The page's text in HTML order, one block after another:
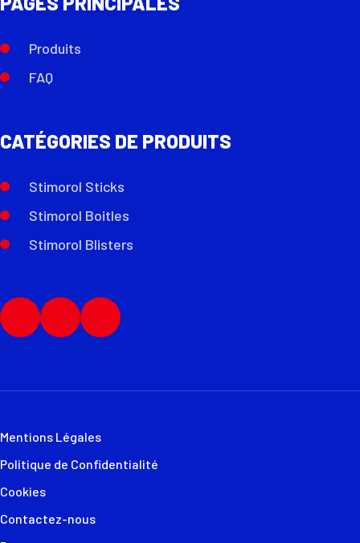
Produits
FAQ
CATÉGORIES DE PRODUITS
Stimorol Sticks
Stimorol Boitles
Stimorol Blisters
Mentions Légales
Politique de Confidentialité
Cookies
Contactez-nous